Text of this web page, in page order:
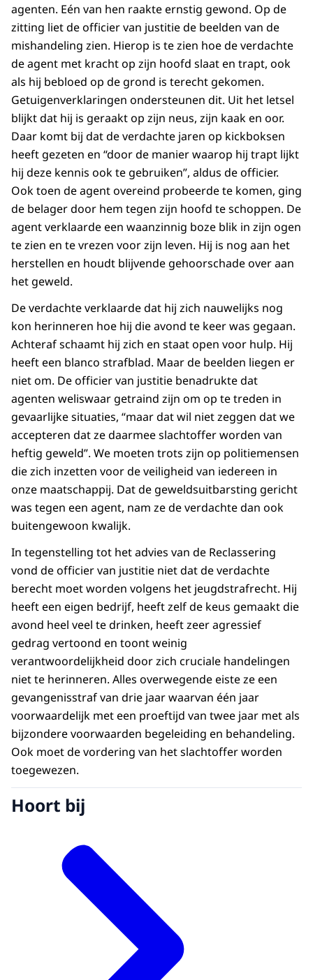
agenten. Eén van hen raakte ernstig gewond. Op de
zitting liet de officier van justitie de beelden van de
mishandeling zien. Hierop is te zien hoe de verdachte
de agent met kracht op zijn hoofd slaat en trapt, ook
als hij bebloed op de grond is terecht gekomen.
Getuigenverklaringen ondersteunen dit. Uit het letsel
blijkt dat hij is geraakt op zijn neus, zijn kaak en oor.
Daar komt bij dat de verdachte jaren op kickboksen
heeft gezeten en “door de manier waarop hij trapt lijkt
hij deze kennis ook te gebruiken”, aldus de officier.
Ook toen de agent overeind probeerde te komen, ging
de belager door hem tegen zijn hoofd te schoppen. De
agent verklaarde een waanzinnig boze blik in zijn ogen
te zien en te vrezen voor zijn leven. Hij is nog aan het
herstellen en houdt blijvende gehoorschade over aan
het geweld.
De verdachte verklaarde dat hij zich nauwelijks nog
kon herinneren hoe hij die avond te keer was gegaan.
Achteraf schaamt hij zich en staat open voor hulp. Hij
heeft een blanco strafblad. Maar de beelden liegen er
niet om. De officier van justitie benadrukte dat
agenten weliswaar getraind zijn om op te treden in
gevaarlijke situaties, “maar dat wil niet zeggen dat we
accepteren dat ze daarmee slachtoffer worden van
heftig geweld”. We moeten trots zijn op politiemensen
die zich inzetten voor de veiligheid van iedereen in
onze maatschappij. Dat de geweldsuitbarsting gericht
was tegen een agent, nam ze de verdachte dan ook
buitengewoon kwalijk.
In tegenstelling tot het advies van de Reclassering
vond de officier van justitie niet dat de verdachte
berecht moet worden volgens het jeugdstrafrecht. Hij
heeft een eigen bedrijf, heeft zelf de keus gemaakt die
avond heel veel te drinken, heeft zeer agressief
gedrag vertoond en toont weinig
verantwoordelijkheid door zich cruciale handelingen
niet te herinneren. Alles overwegende eiste ze een
gevangenisstraf van drie jaar waarvan één jaar
voorwaardelijk met een proeftijd van twee jaar met als
bijzondere voorwaarden begeleiding en behandeling.
Ook moet de vordering van het slachtoffer worden
toegewezen.
Hoort bij